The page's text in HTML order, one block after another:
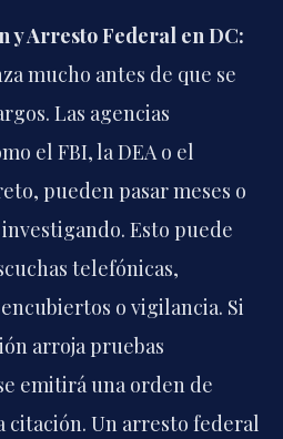
y Arresto Federal en DC:
mucho antes de que se
Las agencias
el FBI, la DEA o el
pueden pasar meses o
Esto puede
telefónicas,
o vigilancia. Si
arroja pruebas
emitirá una orden de
citación. Un arresto federal